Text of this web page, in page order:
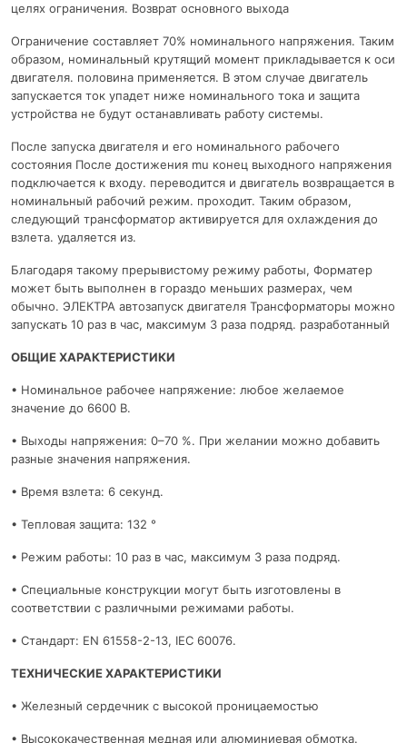
целях ограничения. Возврат основного выхода
Ограничение составляет 70% номинального напряжения. Таким
образом, номинальный крутящий момент прикладывается к оси
двигателя. половина применяется. В этом случае двигатель
запускается ток упадет ниже номинального тока и защита
устройства не будут останавливать работу системы.
После запуска двигателя и его номинального рабочего
состояния После достижения mu конец выходного напряжения
подключается к входу. переводится и двигатель возвращается в
номинальный рабочий режим. проходит. Таким образом,
следующий трансформатор активируется для охлаждения до
взлета. удаляется из.
Благодаря такому прерывистому режиму работы, Форматер
может быть выполнен в гораздо меньших размерах, чем
обычно. ЭЛЕКТРА автозапуск двигателя Трансформаторы можно
запускать 10 раз в час, максимум 3 раза подряд. разработанный
ОБЩИЕ ХАРАКТЕРИСТИКИ
• Номинальное рабочее напряжение: любое желаемое
значение до 6600 В.
• Выходы напряжения: 0–70 %. При желании можно добавить
разные значения напряжения.
• Время взлета: 6 секунд.
• Тепловая защита: 132 °
• Режим работы: 10 раз в час, максимум 3 раза подряд.
• Специальные конструкции могут быть изготовлены в
соответствии с различными режимами работы.
• Стандарт: EN 61558-2-13, IEC 60076.
ТЕХНИЧЕСКИЕ ХАРАКТЕРИСТИКИ
• Железный сердечник с высокой проницаемостью
• Высококачественная медная или алюминиевая обмотка.